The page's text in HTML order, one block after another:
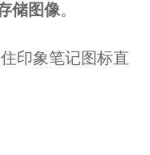
储图像。
印象笔记图标直